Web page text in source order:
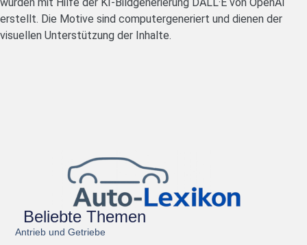
erstellt. Die Motive sind computergeneriert und dienen der
visuellen Unterstützung der Inhalte.
Beliebte Themen
Antrieb und Getriebe